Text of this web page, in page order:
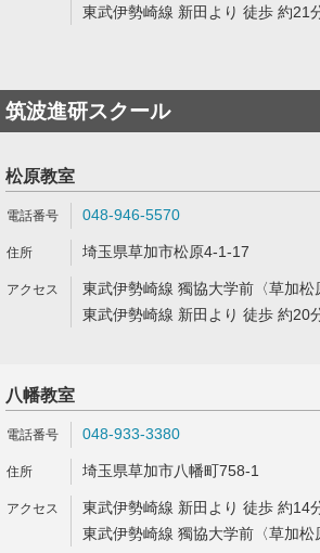
東武伊勢崎線 新田より 徒歩 約21
筑波進研スクール
松原教室
048-946-5570
埼玉県草加市松原4-1-17
東武伊勢崎線 獨協大学前〈草加
東武伊勢崎線 新田より 徒歩 約20
八幡教室
048-933-3380
埼玉県草加市八幡町758-1
東武伊勢崎線 新田より 徒歩 約14
東武伊勢崎線 獨協大学前〈草加